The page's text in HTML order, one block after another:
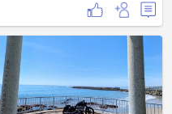
ットセール】ウェアとパーツ50〜
70%OFFあり！ 🚨 【🛠️車検/点検/修
理/カスタムなど🛠️】 安全安心のた
めに分解整備も行える認証工場の
正規ディーラーの当店へご用命く
ださい。 ◆🆕【突撃Tシャツ】販売
中！3,300円税込！
#harleydavidson #スポーツスター
#xl1200x #48 #フォーティーエイト
#マスツー #マスツーリング #バイ
クが好きだ #バイク好きと繋がりた
い